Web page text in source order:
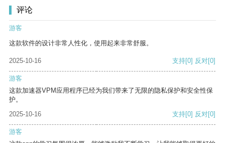
评论
游客
这款软件的设计非常人性化，使用起来非常舒服。
2025-10-16 支持[0] 反对[0]
游客
这款加速器VPM应用程序已经为我们带来了无限的隐私保护和安全性保
护。
2025-10-16
支持[0] 反对[0]
游客